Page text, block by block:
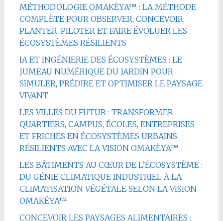
MÉTHODOLOGIE OMAKËYA™ : LA MÉTHODE
COMPLÈTE POUR OBSERVER, CONCEVOIR,
PLANTER, PILOTER ET FAIRE ÉVOLUER LES
ÉCOSYSTÈMES RÉSILIENTS
IA ET INGÉNIERIE DES ÉCOSYSTÈMES : LE
JUMEAU NUMÉRIQUE DU JARDIN POUR
SIMULER, PRÉDIRE ET OPTIMISER LE PAYSAGE
VIVANT
LES VILLES DU FUTUR : TRANSFORMER
QUARTIERS, CAMPUS, ÉCOLES, ENTREPRISES
ET FRICHES EN ÉCOSYSTÈMES URBAINS
RÉSILIENTS AVEC LA VISION OMAKËYA™
LES BÂTIMENTS AU CŒUR DE L’ÉCOSYSTÈME :
DU GÉNIE CLIMATIQUE INDUSTRIEL À LA
CLIMATISATION VÉGÉTALE SELON LA VISION
OMAKËYA™
CONCEVOIR LES PAYSAGES ALIMENTAIRES :